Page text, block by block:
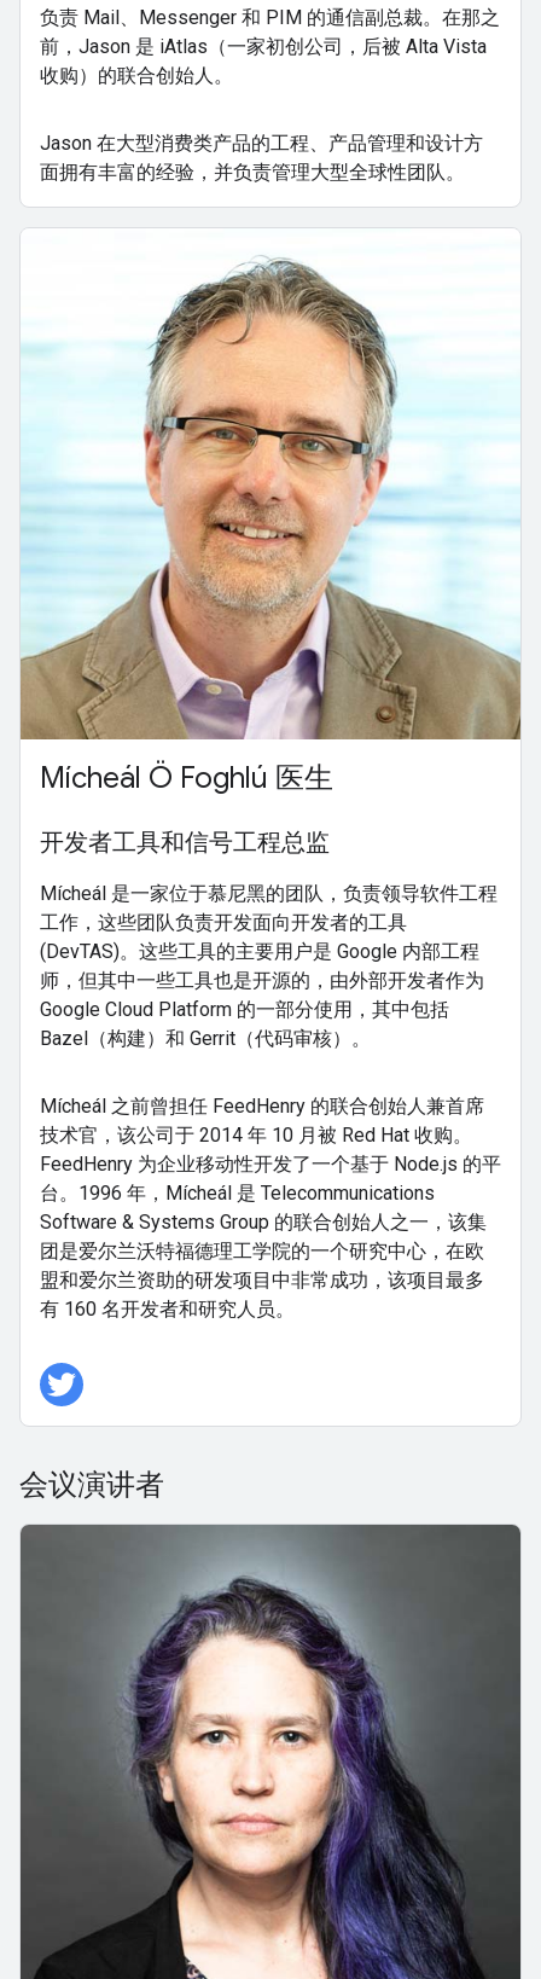
负责 Mail、Messenger 和 PIM 的通信副总裁。在那之
前，Jason 是 iAtlas（一家初创公司，后被 Alta Vista
收购）的联合创始人。
Jason 在大型消费类产品的工程、产品管理和设计方
面拥有丰富的经验，并负责管理大型全球性团队。
Mícheál Ö Foghlú 医生
开发者工具和信号工程总监
Mícheál 是一家位于慕尼黑的团队，负责领导软件工程
工作，这些团队负责开发面向开发者的工具
(DevTAS)。这些工具的主要用户是 Google 内部工程
师，但其中一些工具也是开源的，由外部开发者作为
Google Cloud Platform 的一部分使用，其中包括
Bazel（构建）和 Gerrit（代码审核）。
Mícheál 之前曾担任 FeedHenry 的联合创始人兼首席
技术官，该公司于 2014 年 10 月被 Red Hat 收购。
FeedHenry 为企业移动性开发了一个基于 Node.js 的平
台。1996 年，Mícheál 是 Telecommunications
Software & Systems Group 的联合创始人之一，该集
团是爱尔兰沃特福德理工学院的一个研究中心，在欧
盟和爱尔兰资助的研发项目中非常成功，该项目最多
有 160 名开发者和研究人员。
会议演讲者